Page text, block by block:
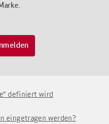
.
definiert wird
eingetragen werden?